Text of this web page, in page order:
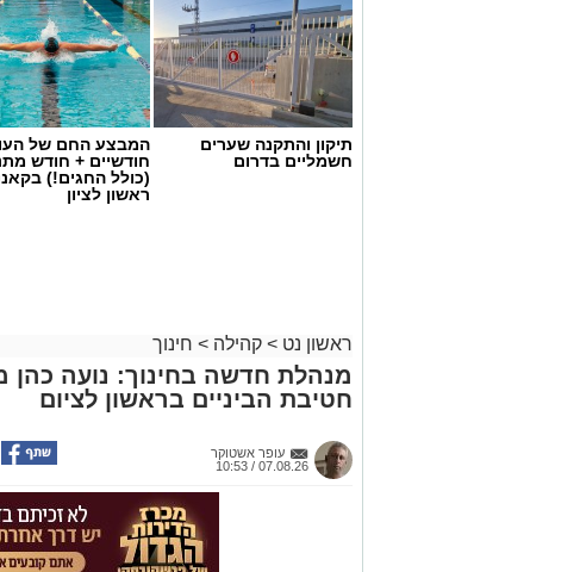
צילום: עיריית ראשון לציון
פוסט מיוחד המוקדש לחתולים העירוניים –
העירונית והן לחתולי הרחוב החיים ברחבי העיר.
בעירייה מזכירים כי תושבים שנתקלים בחתול
העירוני 106. החתול יועבר לקבלת טיפול
תיקון והתקנה שערים
חשמליים בדרום
המבצע החם של
חודשיים + חודש
(כולל החגים!)
ראשון לציון
ראשון נט > קהילה > חינוך
מנהלת חדשה בחינוך: נועה כהן
חטיבת הביניים בראשון לציום
עופר אשטוקר
07.08.26 / 10:53